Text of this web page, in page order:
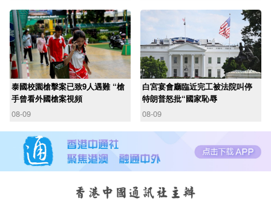
泰國校園槍擊案已致9人遇難 “槍
手曾看外國槍案視頻
08-09
白宮宴會廳臨近完工被法院叫停
特朗普怒批“國家恥辱
08-09